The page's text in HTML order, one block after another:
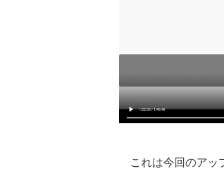
これは今回のアッ